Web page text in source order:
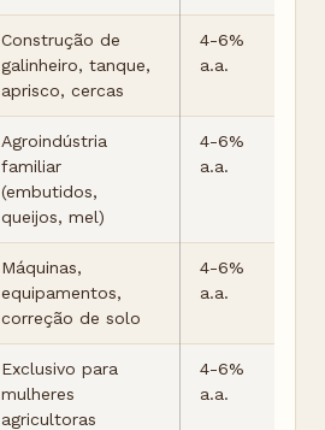
Construção de
galinheiro, tanque,
aprisco, cercas
4-6%
a.a.
Agroindústria
familiar
(embutidos,
queijos, mel)
4-6%
a.a.
Máquinas,
equipamentos,
correção de solo
4-6%
a.a.
Exclusivo para
mulheres
agricultoras
4-6%
a.a.